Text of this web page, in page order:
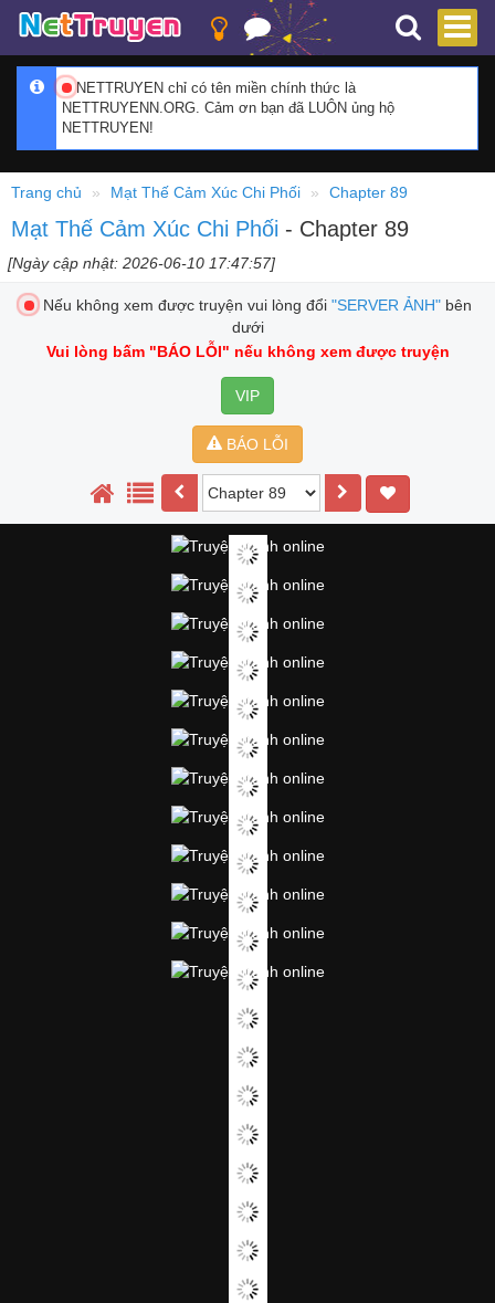
NETTRUYEN chỉ có tên miền chính thức là
NETTRUYENN.ORG. Cảm ơn bạn đã LUÔN ủng hộ
NETTRUYEN!
Trang chủ Mạt Thế Cảm Xúc Chi Phối Chapter 89
Mạt Thế Cảm Xúc Chi Phối - Chapter 89
[Ngày cập nhật: 2026-06-10 17:47:57]
Nếu không xem được truyện vui lòng đổi "SERVER ẢNH"bên
dưới
Vui lòng bấm "BÁO LỖI" nếu không xem được truyện
VIP
BÁO LỖI